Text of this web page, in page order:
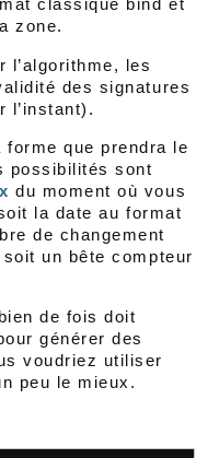
classique bind et
zone.
l’algorithme, les
des signatures
l’instant).
forme que prendra le
possibilités sont
du moment où vous
la date au format
de changement
soit un bête compteur
de fois doit
générer des
voudriez utiliser
peu le mieux.